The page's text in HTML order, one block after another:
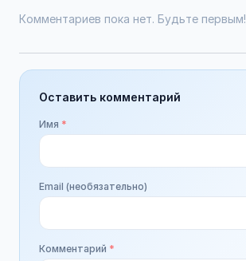
Комментариев пока нет. Будьте первым!
Оставить комментарий
Имя *
Email (необязательно)
Комментарий *